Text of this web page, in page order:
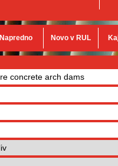
Napredno Novo v RUL